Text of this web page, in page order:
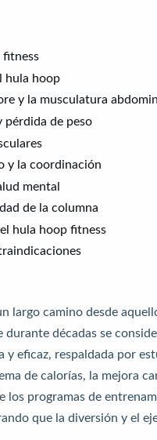
fitness
hula hoop
y la musculatura
pérdida de peso
y la coordinación
mental
de la columna
hula hoop fitness
largo camino desde
durante décadas se
y eficaz, respaldada por
de calorías, la mejora
los programas de
que la diversión y el